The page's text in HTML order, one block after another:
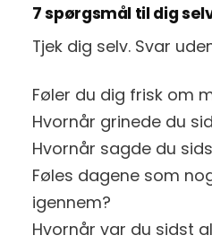
7 spørgsmål til dig
Tjek dig selv. Svar
Føler du dig frisk om
Hvornår grinede du
Hvornår sagde du
Føles dagene som
igennem?
Hvornår var du sidst